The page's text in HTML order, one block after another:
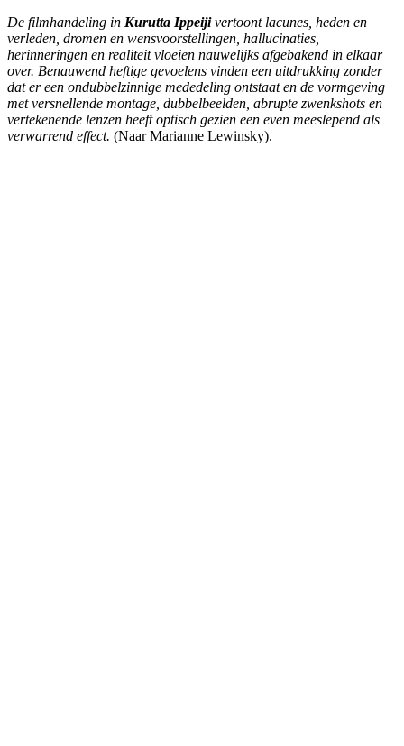
De filmhandeling in Kurutta Ippeijivertoont lacunes, heden en
verleden, dromen en wensvoorstellingen, hallucinaties,
herinneringen en realiteit vloeien nauwelijks afgebakend in elkaar
over. Benauwend heftige gevoelens vinden een uitdrukking zonder
dat er een ondubbelzinnige mededeling ontstaat en de vormgeving
met versnellende montage, dubbelbeelden, abrupte zwenkshots en
vertekenende lenzen heeft optisch gezien een even meeslepend als
verwarrend effect. (Naar Marianne Lewinsky).